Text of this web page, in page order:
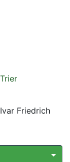
Friedrich